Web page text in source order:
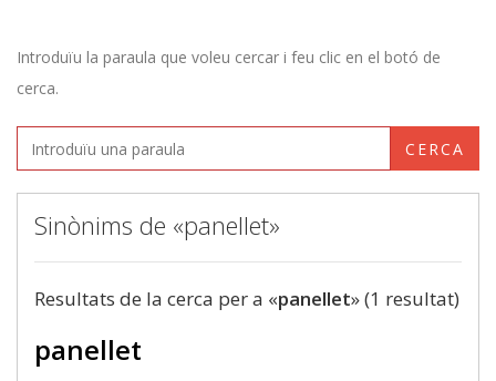
Introduïu la paraula que voleu cercar i feu clic en el botó de
cerca.
CERCA
Sinònims de «panellet»
Resultats de la cerca per a «panellet» (1 resultat)
panellet